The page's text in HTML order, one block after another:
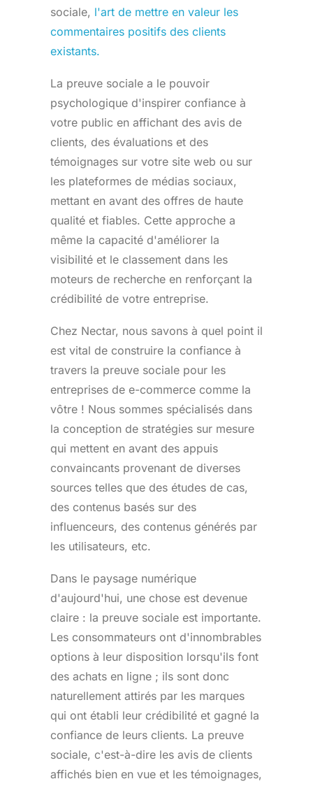
sociale, l'art de mettre en valeur les
commentaires positifs des clients
existants.
La preuve sociale a le pouvoir
psychologique d'inspirer confiance à
votre public en affichant des avis de
clients, des évaluations et des
témoignages sur votre site web ou sur
les plateformes de médias sociaux,
mettant en avant des offres de haute
qualité et fiables. Cette approche a
même la capacité d'améliorer la
visibilité et le classement dans les
moteurs de recherche en renforçant la
crédibilité de votre entreprise.
Chez Nectar, nous savons à quel point il
est vital de construire la confiance à
travers la preuve sociale pour les
entreprises de e-commerce comme la
vôtre ! Nous sommes spécialisés dans
la conception de stratégies sur mesure
qui mettent en avant des appuis
convaincants provenant de diverses
sources telles que des études de cas,
des contenus basés sur des
influenceurs, des contenus générés par
les utilisateurs, etc.
Dans le paysage numérique
d'aujourd'hui, une chose est devenue
claire : la preuve sociale est importante.
Les consommateurs ont d'innombrables
options à leur disposition lorsqu'ils font
des achats en ligne ; ils sont donc
naturellement attirés par les marques
qui ont établi leur crédibilité et gagné la
confiance de leurs clients. La preuve
sociale, c'est-à-dire les avis de clients
affichés bien en vue et les témoignages,